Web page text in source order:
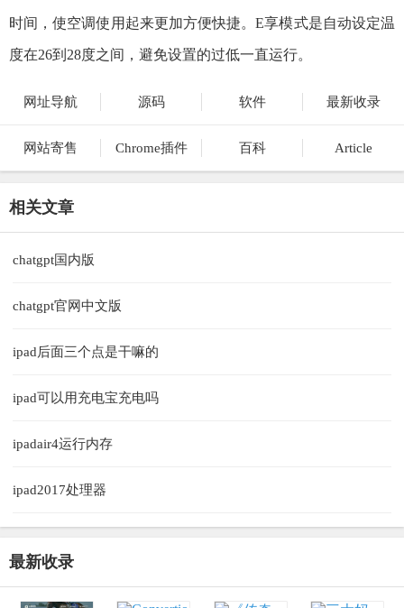
时间，使空调使用起来更加方便快捷。E享模式是自动设定温
度在26到28度之间，避免设置的过低一直运行。
网址导航 源码 软件 最新收录
网站寄售 Chrome插件 百科 Article
相关文章
chatgpt国内版
chatgpt官网中文版
ipad后面三个点是干嘛的
ipad可以用充电宝充电吗
ipadair4运行内存
ipad2017处理器
最新收录